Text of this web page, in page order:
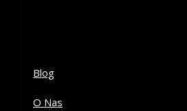
Blog
O Nas